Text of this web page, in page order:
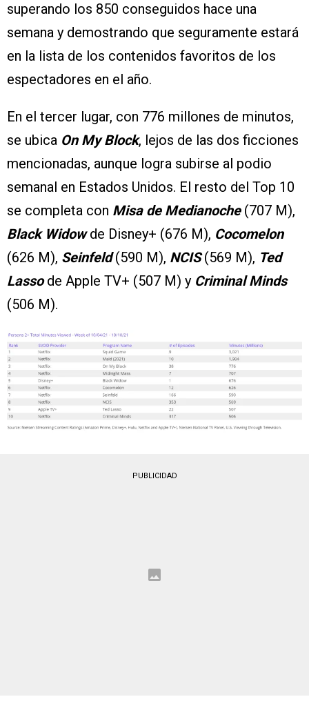
superando los 850 conseguidos hace una
semana y demostrando que seguramente estará
en la lista de los contenidos favoritos de los
espectadores en el año.
En el tercer lugar, con 776 millones de minutos,
se ubica On My Block, lejos de las dos ficciones
mencionadas, aunque logra subirse al podio
semanal en Estados Unidos. El resto del Top 10
se completa con Misa de Medianoche(707 M),
Black Widowde Disney+ (676 M), Cocomelon
(626 M), Seinfeld(590 M), NCIS(569 M), Ted
Lassode Apple TV+ (507 M) y Criminal Minds
(506 M).
PUBLICIDAD